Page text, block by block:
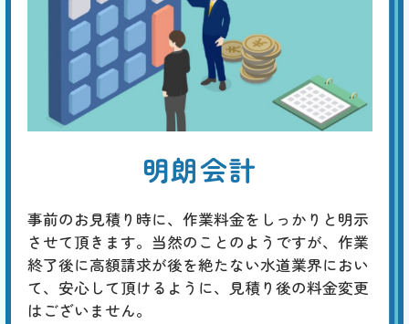
明朗会計
事前のお見積り時に、作業料金をしっかりと明示
させて頂きます。当然のことのようですが、作業
終了後に高額請求が後を絶たない水道業界におい
て、安心して頂けるように、見積り後の料金変更
はございません。